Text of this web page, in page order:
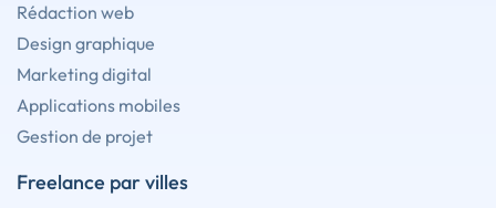
Rédaction web
Design graphique
Marketing digital
Applications mobiles
Gestion de projet
Freelance par villes